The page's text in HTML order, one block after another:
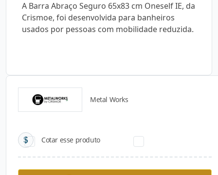
A Barra Abraço Seguro 65x83 cm Oneself IE, da
Crismoe, foi desenvolvida para banheiros
usados por pessoas com mobilidade reduzida.
Metal Works
Cotar esse produto
Catálogos para Download